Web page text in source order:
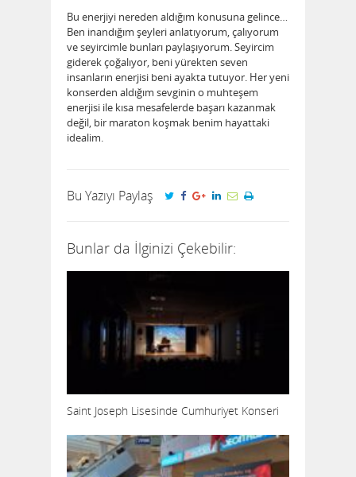
Bu enerjiyi nereden aldığım konusuna gelince…
Ben inandığım şeyleri anlatıyorum, çalıyorum
ve seyircimle bunları paylaşıyorum. Seyircim
giderek çoğalıyor, beni yürekten seven
insanların enerjisi beni ayakta tutuyor. Her yeni
konserden aldığım sevginin o muhteşem
enerjisi ile kısa mesafelerde başarı kazanmak
değil, bir maraton koşmak benim hayattaki
idealim.
Bu Yazıyı Paylaş
Bunlar da İlginizi Çekebilir:
Saint Joseph Lisesinde Cumhuriyet Konseri